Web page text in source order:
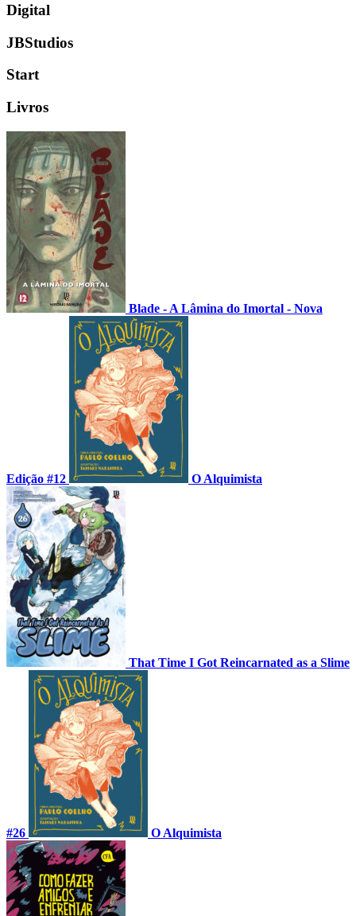
Digital
JBStudios
Start
Livros
Blade - A Lâmina do Imortal - Nova
Edição #12 O Alquimista
That Time I Got Reincarnated as a Slime
#26 O Alquimista